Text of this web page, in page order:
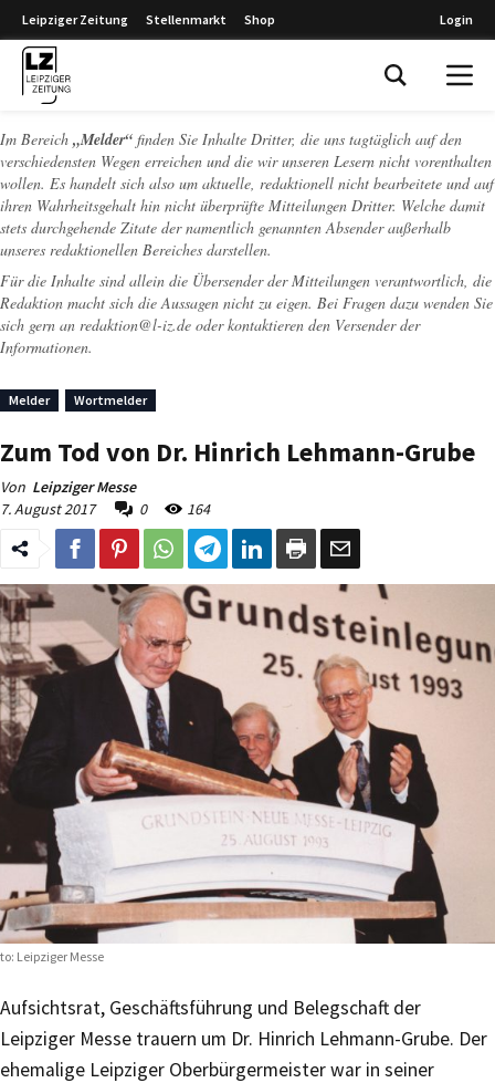
Leipziger Zeitung Stellenmarkt Shop Login
Im Bereich „Melder“ finden Sie Inhalte Dritter, die uns tagtäglich auf den
verschiedensten Wegen erreichen und die wir unseren Lesern nicht vorenthalten
wollen. Es handelt sich also um aktuelle, redaktionell nicht bearbeitete und auf
ihren Wahrheitsgehalt hin nicht überprüfte Mitteilungen Dritter. Welche damit
stets durchgehende Zitate der namentlich genannten Absender außerhalb
unseres redaktionellen Bereiches darstellen.
Für die Inhalte sind allein die Übersender der Mitteilungen verantwortlich, die
Redaktion macht sich die Aussagen nicht zu eigen. Bei Fragen dazu wenden Sie
sich gern an redaktion@l-iz.de oder kontaktieren den Versender der
Informationen.
Melder Wortmelder
Zum Tod von Dr. Hinrich Lehmann-Grube
Von Leipziger Messe
7. August 2017
0 164
Leipziger Messe
Aufsichtsrat, Geschäftsführung und Belegschaft der
Leipziger Messe trauern um Dr. Hinrich Lehmann-Grube. Der
ehemalige Leipziger Oberbürgermeister war in seiner